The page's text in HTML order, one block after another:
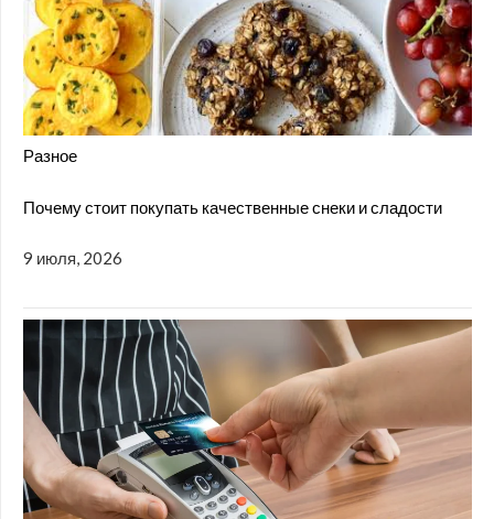
Разное
Почему стоит покупать качественные снеки и сладости
9 июля, 2026